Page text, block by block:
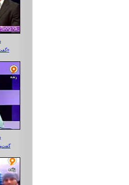
گفت‌وگو با «حسن‌گرامی»و«امیدآمحمدی»